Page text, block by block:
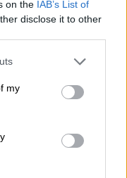
on the IAB’s List of
disclose it to other
one or more Google
You may click to
third-party tags to
in below Google
my
που είχαν
εξετάσεις του
προσωπικό